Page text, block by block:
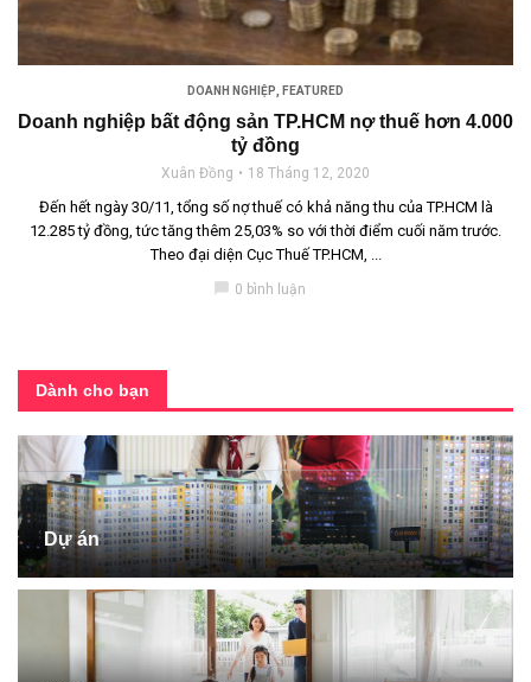
DOANH NGHIỆP, FEATURED
Doanh nghiệp bất động sản TP.HCM nợ thuế hơn 4.000
tỷ đồng
Xuân Đồng 18 Tháng 12, 2020
Đến hết ngày 30/11, tổng số nợ thuế có khả năng thu của TP.HCM là
12.285 tỷ đồng, tức tăng thêm 25,03% so với thời điểm cuối năm trước.
Theo đại diện Cục Thuế TP.HCM, ...
chat_bubble 0 bình luận
Dành cho bạn
Dự án